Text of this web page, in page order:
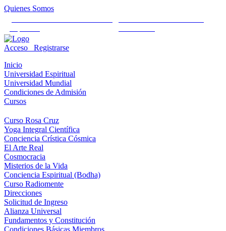
Quienes Somos
Acceso
Registrarse
Inicio
Universidad Espiritual
Universidad Mundial
Condiciones de Admisión
Cursos
Curso Rosa Cruz
Yoga Integral Científica
Conciencia Crística Cósmica
El Arte Real
Cosmocracia
Misterios de la Vida
Conciencia Espiritual (Bodha)
Curso Radiomente
Direcciones
Solicitud de Ingreso
Alianza Universal
Fundamentos y Constitución
Condiciones Básicas Miembros